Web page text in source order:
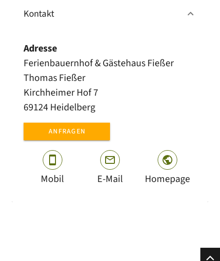
Kontakt
Adresse
Ferienbauernhof & Gästehaus Fießer
Thomas Fießer
Kirchheimer Hof 7
69124 Heidelberg
ANFRAGEN
Mobil E-Mail Homepage